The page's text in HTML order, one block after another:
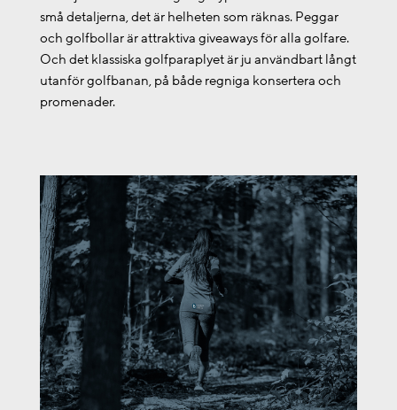
små detaljerna, det är helheten som räknas. Peggar
och golfbollar är attraktiva giveaways för alla golfare.
Och det klassiska golfparaplyet är ju användbart långt
utanför golfbanan, på både regniga konsertera och
promenader.